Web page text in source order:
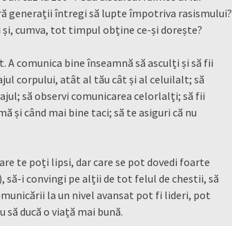
generații întregi să lupte împotriva rasismului?
cumva, tot timpul obține ce-și dorește?
A comunica bine înseamnă să asculți și să fii
corpului, atât al tău cât și al celuilalt; să
să observi comunicarea celorlalți; să fii
și când mai bine taci; să te asiguri că nu
te poți lipsi, dar care se pot dovedi foarte
să-i convingi pe alții de tot felul de chestii, să
la un nivel avansat pot fi lideri, pot
ducă o viață mai bună.